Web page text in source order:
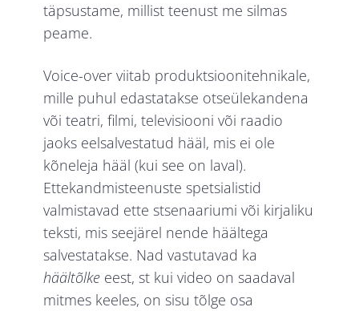
täpsustame, millist teenust me silmas
peame.
Voice-over viitab produktsioonitehnikale,
mille puhul edastatakse otseülekandena
või teatri, filmi, televisiooni või raadio
jaoks eelsalvestatud hääl, mis ei ole
kõneleja hääl (kui see on laval).
Ettekandmisteenuste spetsialistid
valmistavad ette stsenaariumi või kirjaliku
teksti, mis seejärel nende häältega
salvestatakse. Nad vastutavad ka
häältõlke eest, st kui video on saadaval
mitmes keeles, on sisu tõlge osa